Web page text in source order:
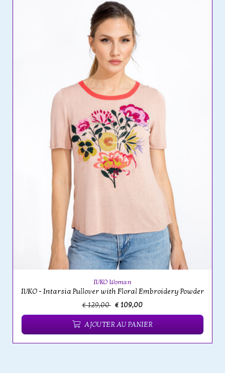
IVKO Woman
IVKO - Intarsia Pullover with Floral Embroidery Powder
€ 129,00 € 109,00
AJOUTER AU PANIER